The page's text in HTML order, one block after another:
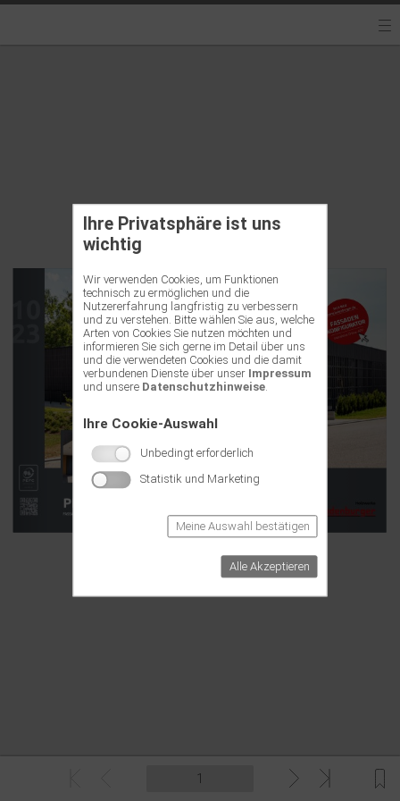
Ihre Privatsphäre ist uns
wichtig
Wir verwenden Cookies, um Funktionen
technisch zu ermöglichen und die
Nutzererfahrung langfristig zu verbessern
und zu verstehen. Bitte wählen Sie aus, welche
Arten von Cookies Sie nutzen möchten und
informieren Sie sich gerne im Detail über uns
und die verwendeten Cookies und die damit
verbundenen Dienste über unser Impressum
und unsere Datenschutzhinweise.
Ihre Cookie-Auswahl
Unbedingt erforderlich
Statistik und Marketing
Meine Auswahl bestätigen
Alle Akzeptieren